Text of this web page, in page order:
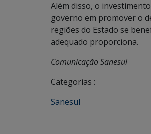
Além disso, o
governo em promover o
regiões do Estado se
adequado proporciona.
Comunicação Sanesul
Categorias :
Sanesul